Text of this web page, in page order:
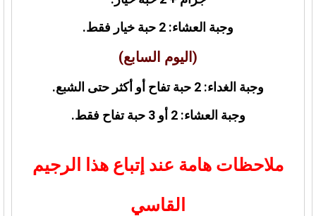
وجبة العشاء: 2 حبة خيار فقط.
(اليوم السابع)
وجبة الغداء: 2 حبة تفاح أو أكثر حتى الشبع.
وجبة العشاء: 2 أو 3 حبة تفاح فقط.
ملاحظات هامة عند إتباع هذا الرجيم
القاسي